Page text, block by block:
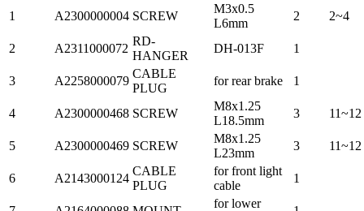
1
A2300000004 SCREW
M3x0.5
L6mm
2 2~4
2 A2311000072
RD-
HANGER
DH-013F 1
3 A2258000079
CABLE
PLUG
for rear brake 1
4 A2300000468 SCREW
M8x1.25
L18.5mm
3 11~12
5 A2300000469 SCREW
M8x1.25
L23mm
3 11~12
6 A2143000124
CABLE
PLUG
for front light
cable
1
for lower